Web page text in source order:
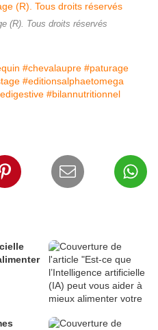
(R). Tous droits réservés
#chevalaupre #paturage
#editionsalphaetomega
#bilannutritionnel